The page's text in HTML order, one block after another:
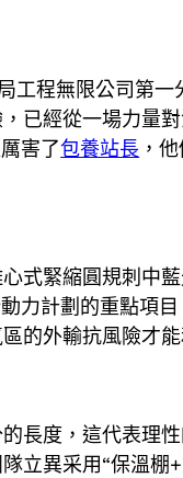
工程無限公司第
已經從一場力量
害了包養站長 ，
式緊縮圓規刺中
力計劃的重點項
的外輸抗風險才
長度，這代表理
立異采用“保溫